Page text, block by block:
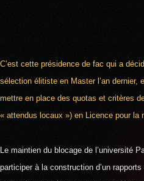
C’est cette présidence de fac qui a
sélection élitiste en Master l’an dernier,
mettre en place des quotas et critères
« attendus locaux ») en Licence pour la
Le maintien du blocage de l’université
participer à la construction d’un